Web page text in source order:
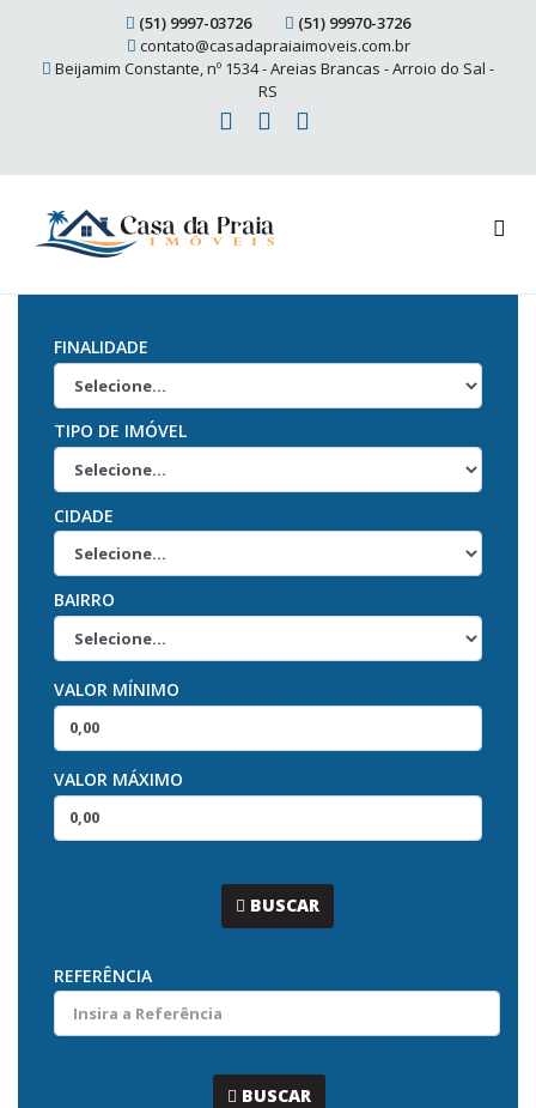
(51) 9997-03726
(51) 99970-3726
contato@casadapraiaimoveis.com.br
Beijamim Constante, nº 1534 - Areias Brancas - Arroio do Sal -
RS
FINALIDADE
TIPO DE IMÓVEL
CIDADE
BAIRRO
VALOR MÍNIMO
VALOR MÁXIMO
BUSCAR
REFERÊNCIA
BUSCAR